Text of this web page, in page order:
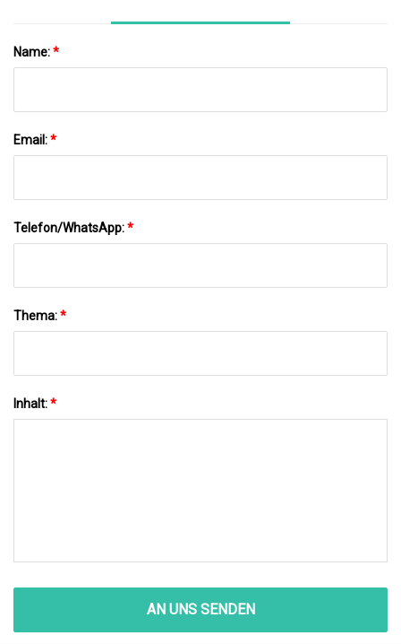
Name:*
Email:*
Telefon/WhatsApp:*
Thema:*
Inhalt:*
AN UNS SENDEN